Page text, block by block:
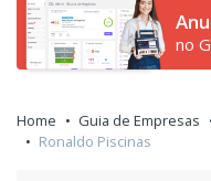
no
Home Guia de Empresas
Ronaldo Piscinas